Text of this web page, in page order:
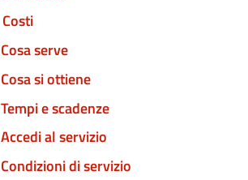
Costi
Cosa serve
Cosa si ottiene
Tempi e scadenze
Accedi al servizio
Condizioni di servizio